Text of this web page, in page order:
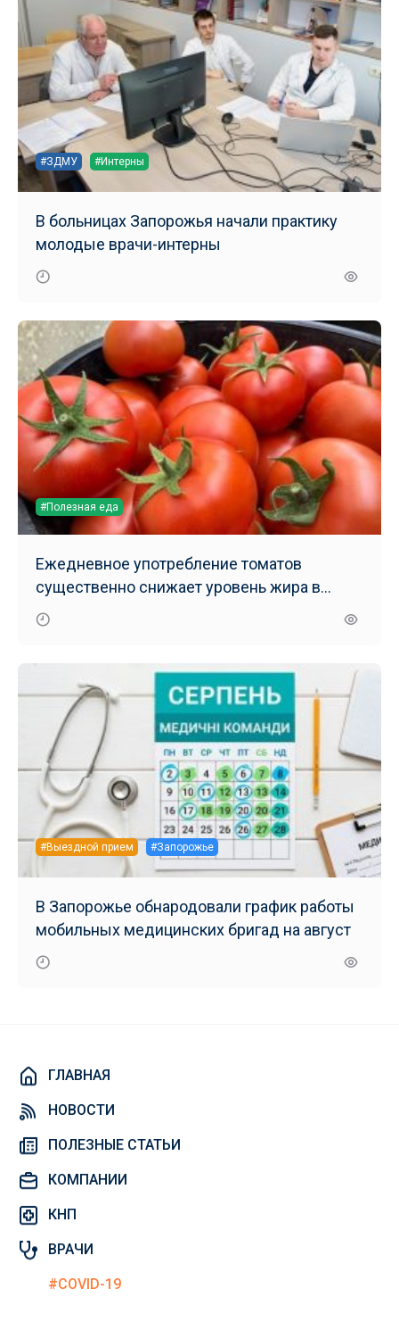
#ЗДМУ #Интерны
В больницах Запорожья начали практику
молодые врачи-интерны
#Полезная еда
Ежедневное употребление томатов
существенно снижает уровень жира в
печени – результаты нового исследования
#Выездной прием #Запорожье
В Запорожье обнародовали график работы
мобильных медицинских бригад на август
ГЛАВНАЯ
НОВОСТИ
ПОЛЕЗНЫЕ СТАТЬИ
КОМПАНИИ
КНП
ВРАЧИ
#COVID-19